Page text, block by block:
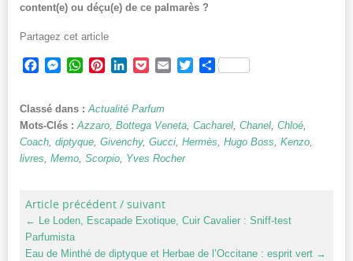
content(e) ou déçu(e) de ce palmarès ?
Partagez cet article
Facebook
Messenger
WhatsApp
PinterestLinkedInPocketEmailTwitterPartager
Classé dans : Actualité Parfum
Mots-Clés : Azzaro Bottega Veneta Cacharel Chanel Chloé
Coach diptyque Givenchy, Gucci Hermès Hugo Boss Kenzo
livres Memo Scorpio Yves Rocher
Article précédent / suivant
←
Le Loden, Escapade Exotique, Cuir Cavalier : Sniff-test
Parfumista
Eau de Minthé de diptyque et Herbae de l’Occitane : esprit vert →